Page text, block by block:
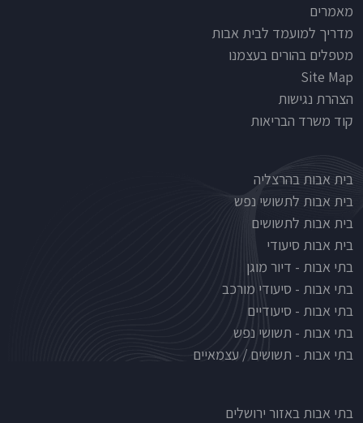
מאמרים
מדריך למועמד לבית אבות
מטפלים בהורים בעצמנו
Site Map
הצהרת נגישות
קוד משרד הבריאות
Nursinghouse type
בית אבות בהרצליה
בית אבות לתשושי נפש
בית אבות לתשושים
בית אבות סיעודי
בתי אבות - דיור מוגן
בתי אבות - סיעודי מורכב
בתי אבות - סיעודיים
בתי אבות - תשושי נפש
בתי אבות - תשושים / עצמאיים
בתי אבות לפי אזורים
בתי אבות באזור ירושלים